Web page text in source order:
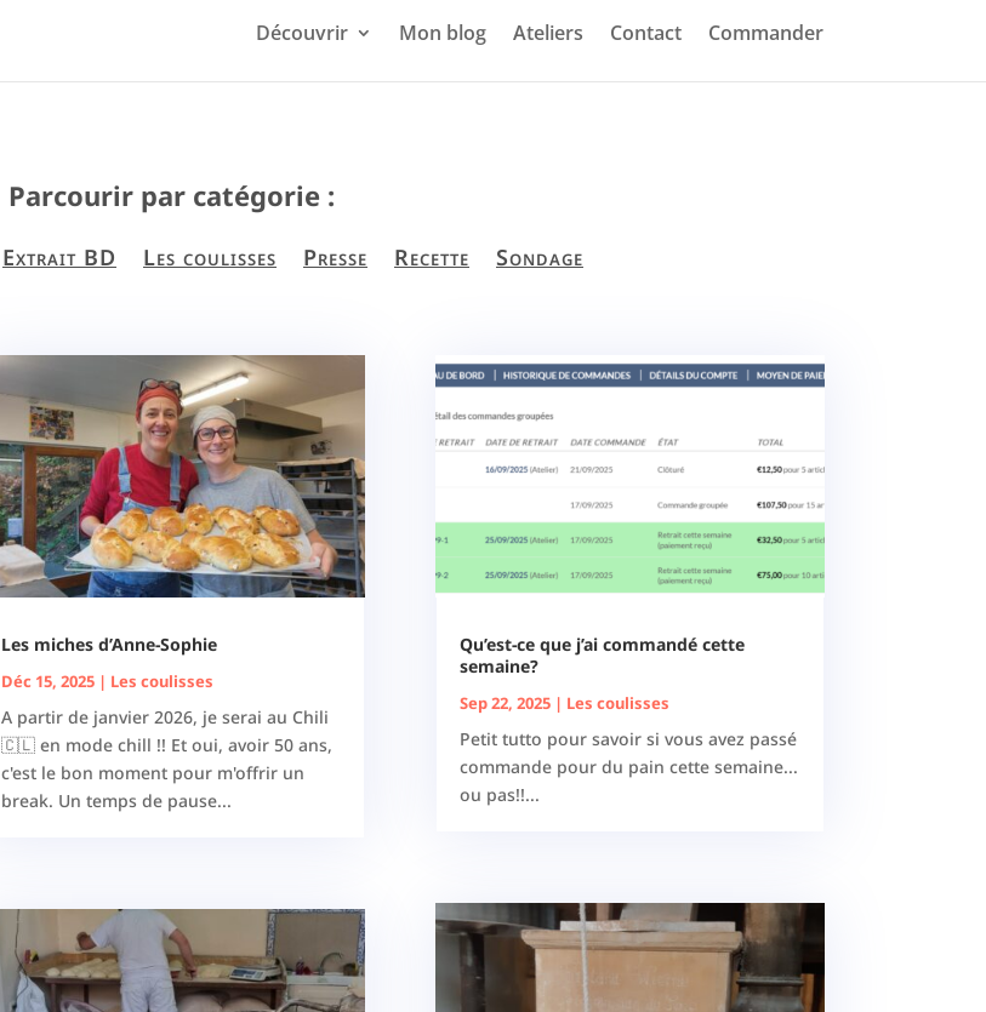
Découvrir Mon blog Ateliers Contact Commander
Parcourir par catégorie :
Extrait BD Les coulisses Presse Recette Sondage
Les miches d’Anne-Sophie
Déc 15, 2025| Les coulisses
A partir de janvier 2026, je serai au Chili
🇨🇱 en mode chill !! Et oui, avoir 50 ans,
c'est le bon moment pour m'offrir un
break. Un temps de pause...
Qu’est-ce que j’ai commandé cette
semaine?
Sep 22, 2025| Les coulisses
Petit tutto pour savoir si vous avez passé
commande pour du pain cette semaine...
ou pas!!...